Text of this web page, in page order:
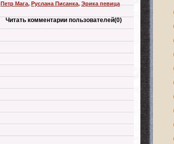
Петр Мага, Руслана Писанка, Эрика певица
Читать комментарии пользователей(0)